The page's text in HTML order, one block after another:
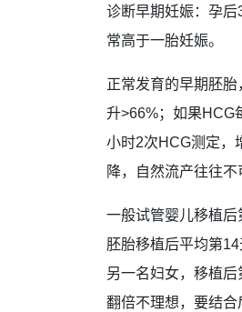
诊断早期妊娠：孕
常高于一胎妊娠。
正常发育的早期胚
升>66%；如果HCG
小时2次HCG测定，
降，自然流产往往不
一般试管婴儿移植后
胚胎移植后平均第
另一名妇女，移植
翻倍不理想，要结